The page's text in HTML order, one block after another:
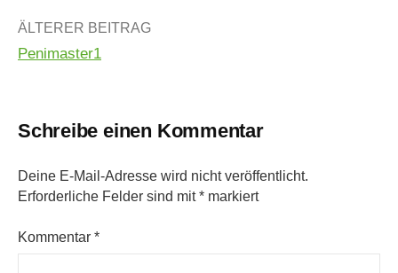
Beitrags-
ÄLTERER BEITRAG
Penimaster1
Schreibe einen Kommentar
Deine E-Mail-Adresse wird nicht veröffentlicht.
Erforderliche Felder sind mit* markiert
Kommentar *